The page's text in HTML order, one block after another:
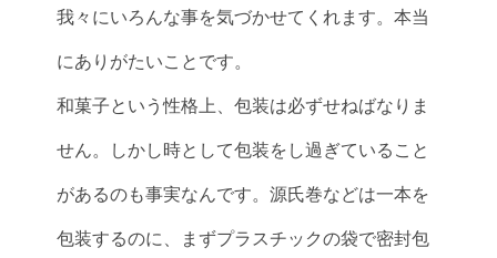
我々にいろんな事を気づかせてくれます。本当
にありがたいことです。
和菓子という性格上、包装は必ずせねばなりま
せん。しかし時として包装をし過ぎていること
があるのも事実なんです。源氏巻などは一本を
包装するのに、まずプラスチックの袋で密封包